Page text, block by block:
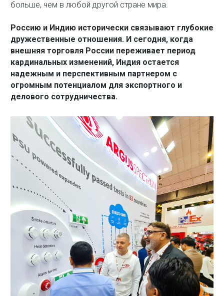
больше, чем в любой другой стране мира.
Россию и Индию исторически связывают глубокие
дружественные отношения. И сегодня, когда
внешняя торговля России переживает период
кардинальных изменений, Индия остается
надежным и перспективным партнером с
огромным потенциалом для экспортного и
делового сотрудничества.